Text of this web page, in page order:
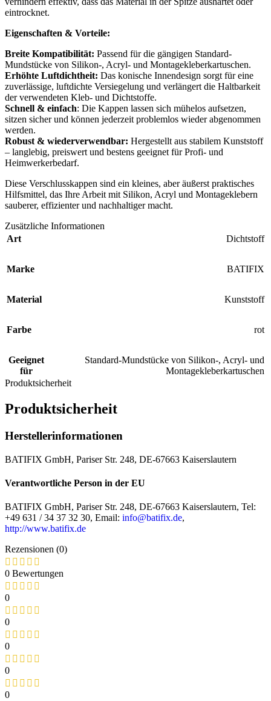
eintrocknet.
Eigenschaften & Vorteile:
Breite Kompatibilität: Passend für die gängigen Standard-
Mundstücke von Silikon-, Acryl- und Montagekleberkartuschen.
Erhöhte Luftdichtheit: Das konische Innendesign sorgt für eine
zuverlässige, luftdichte Versiegelung und verlängert die Haltbarkeit
der verwendeten Kleb- und Dichtstoffe.
Schnell & einfach: Die Kappen lassen sich mühelos aufsetzen,
sitzen sicher und können jederzeit problemlos wieder abgenommen
werden.
Robust & wiederverwendbar: Hergestellt aus stabilem Kunststoff
– langlebig, preiswert und bestens geeignet für Profi- und
Heimwerkerbedarf.
Diese Verschlusskappen sind ein kleines, aber äußerst praktisches
Hilfsmittel, das Ihre Arbeit mit Silikon, Acryl und Montageklebern
sauberer, effizienter und nachhaltiger macht.
Zusätzliche Informationen
Art
Dichtstoff
Marke BATIFIX
Material Kunststoff
Farbe rot
Geeignet
für
Standard-Mundstücke von Silikon-, Acryl- und
Montagekleberkartuschen
Produktsicherheit
Produktsicherheit
Herstellerinformationen
BATIFIX GmbH, Pariser Str. 248, DE-67663 Kaiserslautern
Verantwortliche Person in der EU
BATIFIX GmbH, Pariser Str. 248, DE-67663 Kaiserslautern, Tel:
+49 631 / 34 37 32 30, Email: info@batifix.de,
http://www.batifix.de
Rezensionen (0)
0 Bewertungen
0
0
0
0
0